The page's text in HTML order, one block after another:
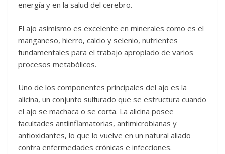
energía y en la salud del cerebro.
El ajo asimismo es excelente en minerales como es el
manganeso, hierro, calcio y selenio, nutrientes
fundamentales para el trabajo apropiado de varios
procesos metabólicos.
Uno de los componentes principales del ajo es la
alicina, un conjunto sulfurado que se estructura cuando
el ajo se machaca o se corta. La alicina posee
facultades antiinflamatorias, antimicrobianas y
antioxidantes, lo que lo vuelve en un natural aliado
contra enfermedades crónicas e infecciones.